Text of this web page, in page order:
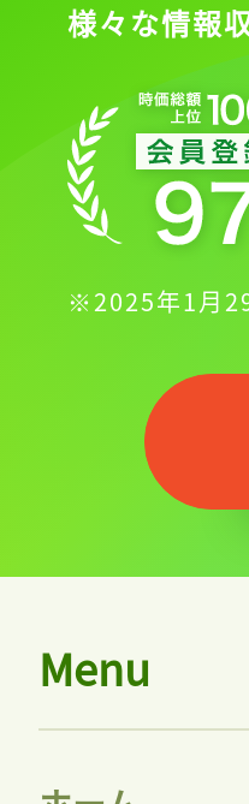
様々な情報
※2025年1月29
Menu